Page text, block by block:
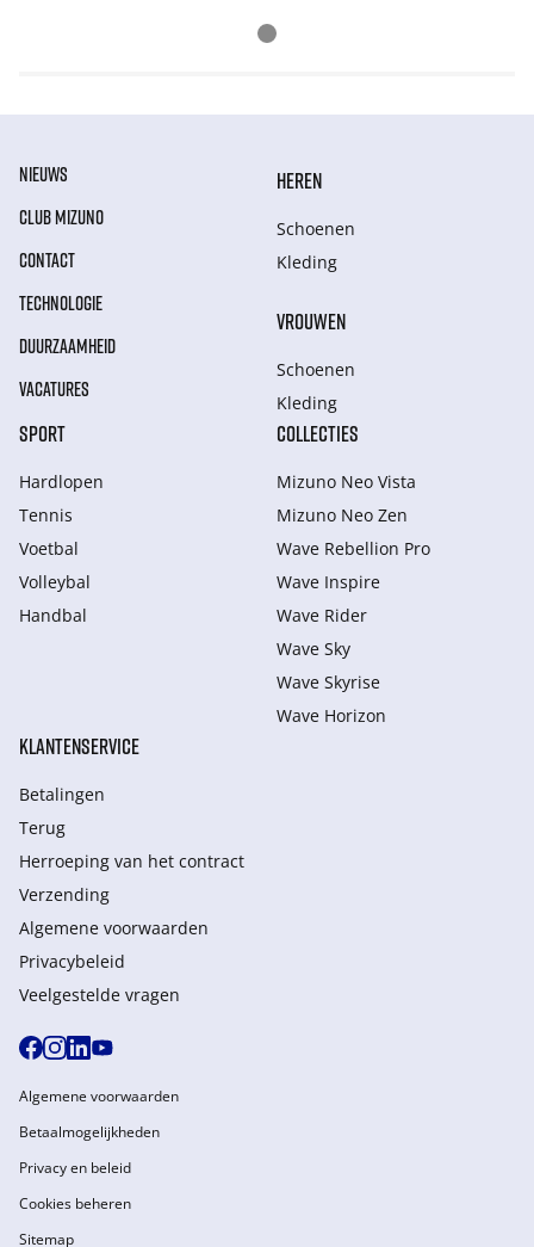
NIEUWS
CLUB MIZUNO
CONTACT
TECHNOLOGIE
DUURZAAMHEID
VACATURES
HEREN
Schoenen
Kleding
VROUWEN
Schoenen
Kleding
SPORT
Hardlopen
Tennis
Voetbal
Volleybal
Handbal
COLLECTIES
Mizuno Neo Vista
Mizuno Neo Zen
Wave Rebellion Pro
Wave Inspire
Wave Rider
Wave Sky
Wave Skyrise
Wave Horizon
KLANTENSERVICE
Betalingen
Terug
Herroeping van het contract
Verzending
Algemene voorwaarden
Privacybeleid
Veelgestelde vragen
Algemene voorwaarden
Betaalmogelijkheden
Privacy en beleid
Cookies beheren
Sitemap